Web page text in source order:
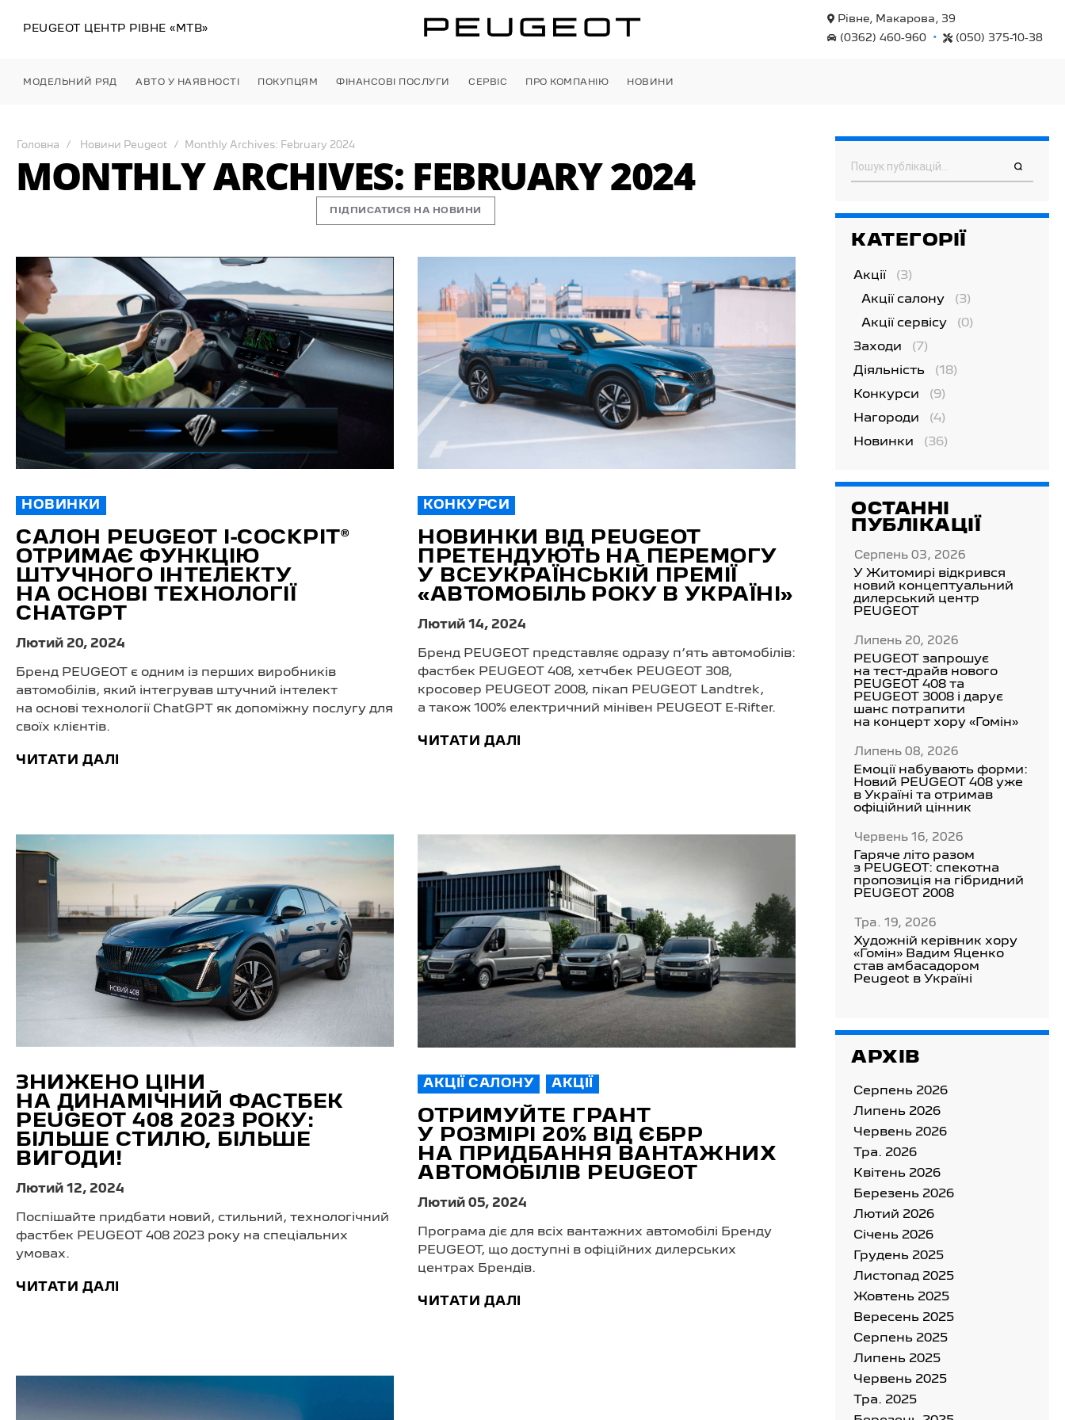
PEUGEOT ЦЕНТР РІВНЕ «МТВ»
Рівне, Макарова, 39
(0362) 460-960
• (050) 375-10-38
МОДЕЛЬНИЙ РЯД АВТО У НАЯВНОСТІ ПОКУПЦЯМ ФІНАНСОВІ ПОСЛУГИ СЕРВІС ПРО КОМПАНІЮ НОВИНИ
Головна Новини Peugeot Monthly Archives: February 2024
MONTHLY ARCHIVES: FEBRUARY 2024
ПІДПИСАТИСЯ НА НОВИНИ
НОВИНКИ
САЛОН PEUGEOT I-COCKPIT®
ОТРИМАЄ ФУНКЦІЮ
ШТУЧНОГО ІНТЕЛЕКТУ
НА ОСНОВІ ТЕХНОЛОГІЇ
CHATGPT
Лютий 20, 2024
Бренд PEUGEOT є одним із перших виробників
автомобілів, який інтегрував штучний інтелект
на основі технології ChatGPT як допоміжну послугу для
своїх клієнтів.
ЧИТАТИ ДАЛІ
КОНКУРСИ
НОВИНКИ ВІД PEUGEOT
ПРЕТЕНДУЮТЬ НА ПЕРЕМОГУ
У ВСЕУКРАЇНСЬКІЙ ПРЕМІЇ
«АВТОМОБІЛЬ РОКУ В УКРАЇНІ»
Лютий 14, 2024
Бренд PEUGEOT представляє одразу п’ять автомобілів:
фастбек PEUGEOT 408, хетчбек PEUGEOT 308,
кросовер PEUGEOT 2008, пікап PEUGEOT Landtrek,
а також 100% електричний мінівен PEUGEOT E-Rifter.
ЧИТАТИ ДАЛІ
ЗНИЖЕНО ЦІНИ
НА ДИНАМІЧНИЙ ФАСТБЕК
PEUGEOT 408 2023 РОКУ:
БІЛЬШЕ СТИЛЮ, БІЛЬШЕ
ВИГОДИ!
Лютий 12, 2024
Поспішайте придбати новий, стильний, технологічний
фастбек PEUGEOT 408 2023 року на спеціальних
умовах.
ЧИТАТИ ДАЛІ
АКЦІЇ САЛОНУ АКЦІЇ
ОТРИМУЙТЕ ГРАНТ
У РОЗМІРІ 20% ВІД ЄБРР
НА ПРИДБАННЯ ВАНТАЖНИХ
АВТОМОБІЛІВ PEUGEOT
Лютий 05, 2024
Програма діє для всіх вантажних автомобілі Бренду
PEUGEOT, що доступні в офіційних дилерських
центрах Брендів.
ЧИТАТИ ДАЛІ
Пошук
КАТЕГОРІЇ
Акції (3)
Акції салону (3)
Акції сервісу (0)
Заходи (7)
Діяльність (18)
Конкурси (9)
Нагороди (4)
Новинки (36)
ОСТАННІ
ПУБЛІКАЦІЇ
Серпень 03, 2026
У Житомирі відкрився
новий концептуальний
дилерський центр
PEUGEOT
Липень 20, 2026
PEUGEOT запрошує
на тест-драйв нового
PEUGEOT 408 та
PEUGEOT 3008 і дарує
шанс потрапити
на концерт хору «Гомін»
Липень 08, 2026
Емоції набувають форми:
Новий PEUGEOT 408 уже
в Україні та отримав
офіційний цінник
Червень 16, 2026
Гаряче літо разом
з PEUGEOT: спекотна
пропозиція на гібридний
PEUGEOT 2008
Тра. 19, 2026
Художній керівник хору
«Гомін» Вадим Яценко
став амбасадором
Peugeot в Україні
АРХІВ
Серпень 2026
Липень 2026
Червень 2026
Тра. 2026
Квітень 2026
Березень 2026
Лютий 2026
Cічень 2026
Грудень 2025
Листопад 2025
Жовтень 2025
Вересень 2025
Серпень 2025
Липень 2025
Червень 2025
Тра. 2025